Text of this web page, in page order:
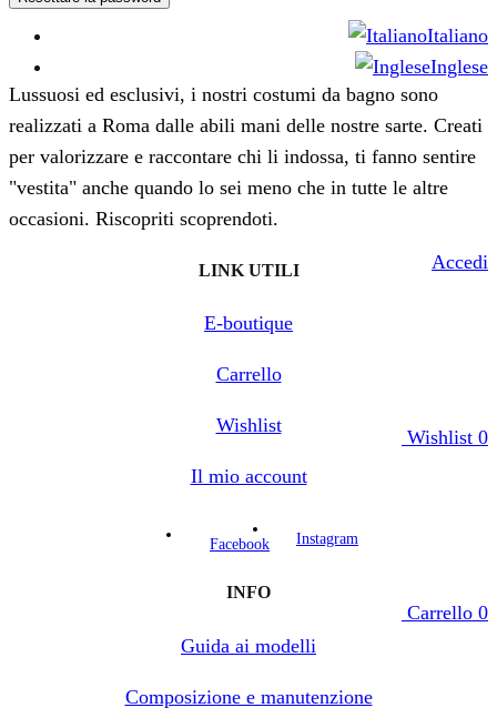
Italiano
Inglese
Accedi
Wishlist 0
Carrello 0
Lussuosi ed esclusivi, i nostri costumi da bagno sono
realizzati a Roma dalle abili mani delle nostre sarte. Creati
per valorizzare e raccontare chi li indossa, ti fanno sentire
"vestita" anche quando lo sei meno che in tutte le altre
occasioni. Riscopriti scoprendoti.
LINK UTILI
E-boutique
Carrello
Wishlist
Il mio account
Facebook Instagram
INFO
Guida ai modelli
Composizione e manutenzione